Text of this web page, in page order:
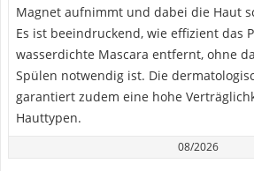
Magnet aufnimmt und dabei die Haut
Es ist beeindruckend, wie effizient das
wasserdichte Mascara entfernt, ohne
Spülen notwendig ist. Die
garantiert zudem eine hohe
Hauttypen.
08/2026